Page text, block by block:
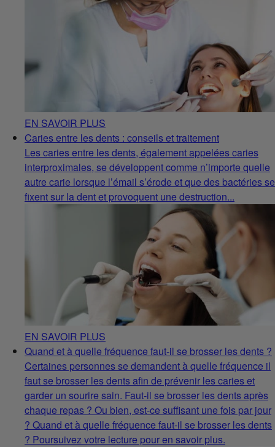
EN SAVOIR PLUS
Caries entre les dents : conseils et traitement
Les caries entre les dents, également appelées caries
interproximales, se développent comme n’importe quelle
autre carie lorsque l’émail s’érode et que des bactéries se
fixent sur la dent et provoquent une destruction...
EN SAVOIR PLUS
Quand et à quelle fréquence faut-il se brosser les dents ?
Certaines personnes se demandent à quelle fréquence il
faut se brosser les dents afin de prévenir les caries et
garder un sourire sain. Faut-il se brosser les dents après
chaque repas ? Ou bien, est-ce suffisant une fois par jour
? Quand et à quelle fréquence faut-il se brosser les dents
? Poursuivez votre lecture pour en savoir plus.